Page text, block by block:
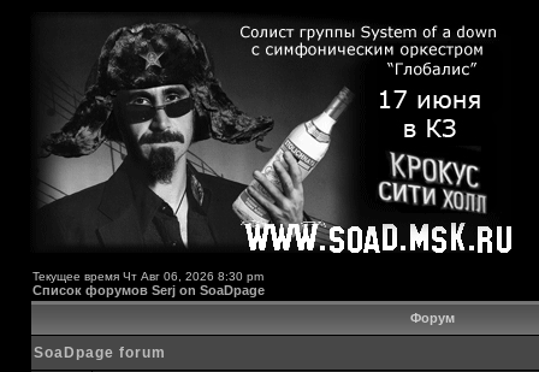
Текущее время Чт Авг 06, 2026 8:30 pm
Список форумов Serj on SoaDpage
Форум
SoaDpage forum